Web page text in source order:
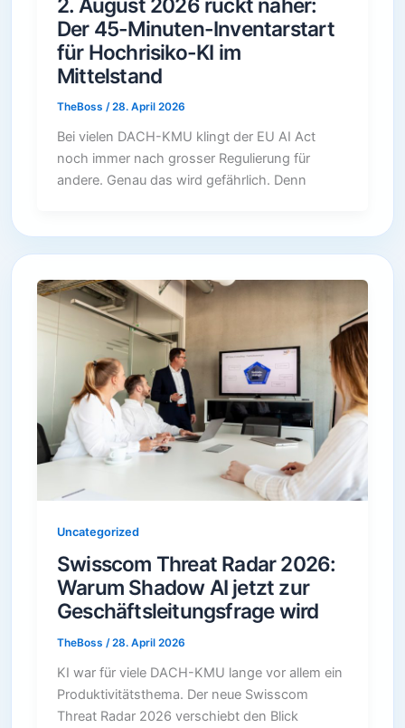
Der 45-Minuten-Inventarstart
für Hochrisiko-KI im
Mittelstand
TheBoss /28. April 2026
Bei vielen DACH-KMU klingt der EU AI Act
noch immer nach grosser Regulierung für
andere. Genau das wird gefährlich. Denn
Uncategorized
Swisscom Threat Radar 2026:
Warum Shadow AI jetzt zur
Geschäftsleitungsfrage wird
TheBoss /28. April 2026
KI war für viele DACH-KMU lange vor allem ein
Produktivitätsthema. Der neue Swisscom
Threat Radar 2026 verschiebt den Blick